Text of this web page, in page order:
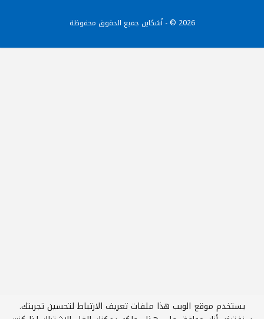
2026 © - أشكاين جميع الحقوق محفوظة
يستخدم موقع الويب هذا ملفات تعريف الارتباط لتحسين تجربتك.